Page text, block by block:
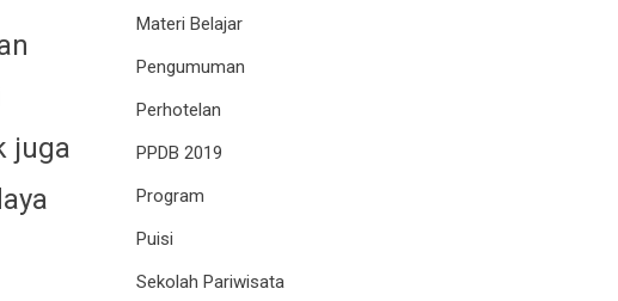
juga
Materi Belajar
Pengumuman
Perhotelan
PPDB 2019
Program
Puisi
Sekolah Pariwisata